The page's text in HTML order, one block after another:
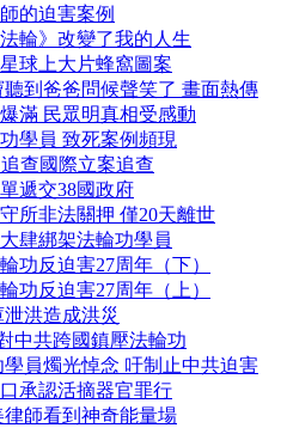
的迫害案例
輪》改變了我的人生
球上大片蜂窩圖案
到爸爸問候聲笑了 畫面熱傳
滿 民眾明真相受感動
學員 致死案例頻現
查國際立案追查
遞交38國政府
所非法關押 僅20天離世
肆綁架法輪功學員
功反迫害27周年（下）
功反迫害27周年（上）
洪造成洪災
中共跨國鎮壓法輪功
員燭光悼念 吁制止中共迫害
承認活摘器官罪行
師看到神奇能量場